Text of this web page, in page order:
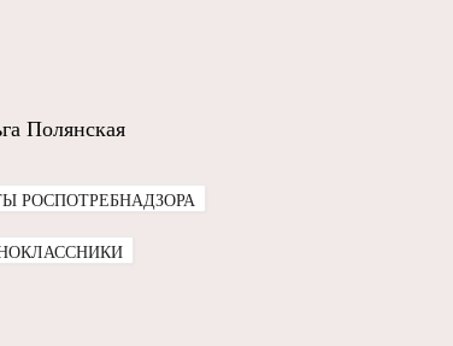
Полянская
РОСПОТРЕБНАДЗОРА